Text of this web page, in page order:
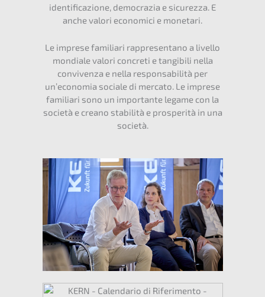
identi­fi­ca­zio­ne, democra­zia e sicurez­za. E
anche valori econo­mici e monetari.
Le impre­se familia­ri rappre­sen­ta­no a livel­lo
mondia­le valori concre­ti e tangi­bi­li nella
convi­ven­za e nella responsa­bi­li­tà per
un’eco­no­mia socia­le di merca­to. Le impre­se
familia­ri sono un importan­te legame con la
socie­tà e creano stabi­li­tà e prospe­ri­tà in una
società.